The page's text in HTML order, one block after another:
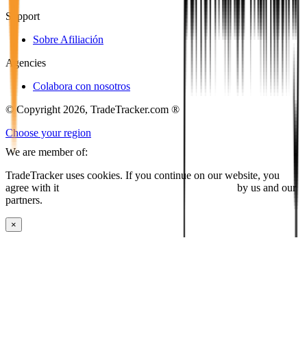
Support
Sobre Afiliación
Agencies
Colabora con nosotros
© Copyright 2026, TradeTracker.com ®
Choose your region
We are member of:
TradeTracker uses cookies. If you continue on our website, you
agree with it
by us and our
partners.
×